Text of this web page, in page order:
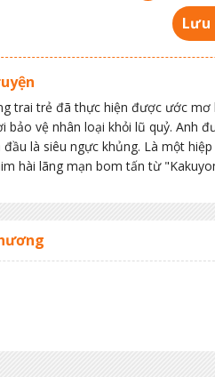
Lưu
trai trẻ đã thực hiện được ước
bảo vệ nhân loại khỏi lũ quỷ. Anh
là siêu ngực khủng. Là một
hài lãng mạn bom tấn từ